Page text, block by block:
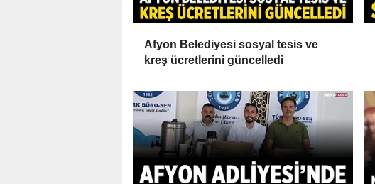
Afyon Belediyesi sosyal tesis ve
kreş ücretlerini güncelledi